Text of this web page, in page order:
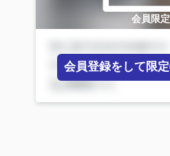
会員限定
会員登録をして限